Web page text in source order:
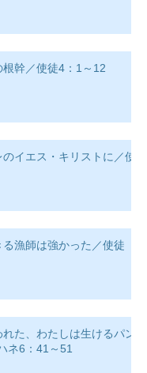
幹／使徒4：1～12
イエス・キリストに／使
漁師は強かった／使徒
た、わたしは生けるパン
ネ6：41～51